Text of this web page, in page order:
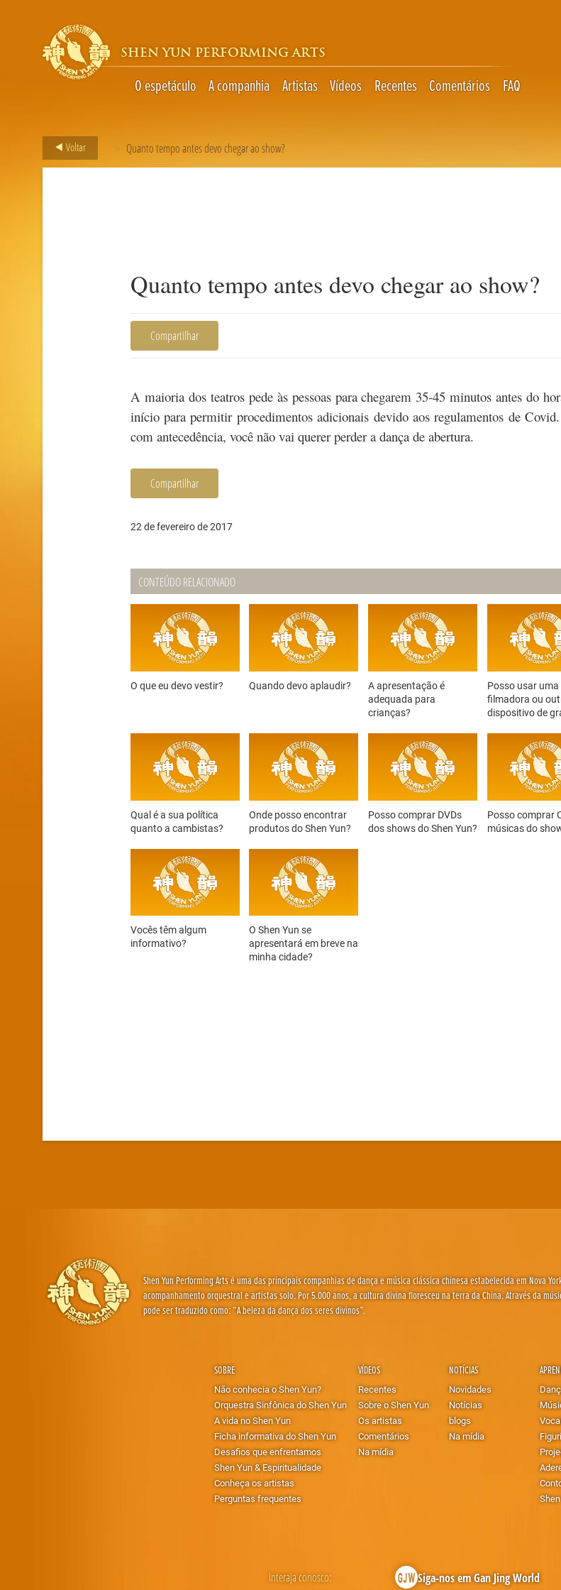
SHEN YUN PERFORMING ARTS
O espetáculo A companhia Artistas Vídeos Recentes Comentários FAQ
Voltar > Quanto tempo antes devo chegar ao show?
Quanto tempo antes devo chegar ao show?
Compartilhar
A maioria dos teatros pede às pessoas para chegarem 35-45 minutos antes do
início para permitir procedimentos adicionais devido aos regulamentos de
com antecedência, você não vai querer perder a dança de abertura.
Compartilhar
22 de fevereiro de 2017
CONTEÚDO RELACIONADO
O que eu devo vestir? Quando devo aplaudir?
A apresentação é
adequada para
crianças?
Posso usar uma
filmadora ou
dispositivo de
Qual é a sua política
quanto a cambistas?
Onde posso encontrar
produtos do Shen Yun?
Posso comprar DVDs
dos shows do Shen Yun?
Posso comprar
músicas do
Vocês têm algum
informativo?
O Shen Yun se
apresentará em breve na
minha cidade?
Shen Yun Performing Arts é uma das principais companhias de dança e música clássica chinesa estabelecida em Nova
acompanhamento orquestral e artistas solo. Por 5.000 anos, a cultura divina floresceu na terra da China. Através da
pode ser traduzido como: “A beleza da dança dos seres divinos”.
SOBRE
Não conhecia o Shen Yun?
Orquestra Sinfônica do Shen Yun
A vida no Shen Yun
Ficha informativa do Shen Yun
Desafios que enfrentamos
Shen Yun & Espiritualidade
Conheça os artistas
Perguntas frequentes
VÍDEOS
Recentes
Sobre o Shen Yun
Os artistas
Comentários
Na mídia
NOTÍCIAS
Novidades
Notícias
blogs
Na mídia
Interaja conosco: Siga-nos em Gan Jing World